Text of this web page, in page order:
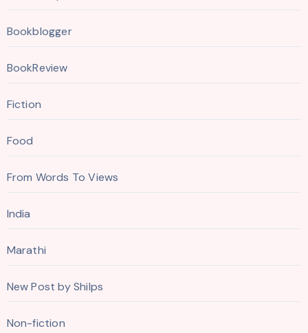
Bookblogger
BookReview
Fiction
Food
From Words To Views
India
Marathi
New Post by Shilps
Non-fiction